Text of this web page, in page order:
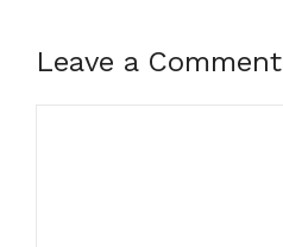
Leave a Comment